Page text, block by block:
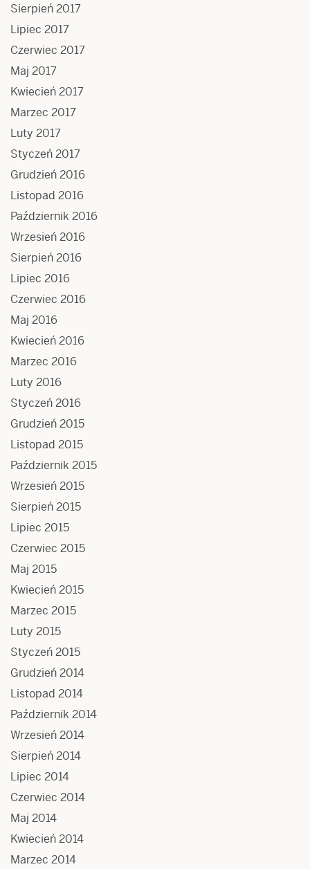
Sierpień 2017
Lipiec 2017
Czerwiec 2017
Maj 2017
Kwiecień 2017
Marzec 2017
Luty 2017
Styczeń 2017
Grudzień 2016
Listopad 2016
Październik 2016
Wrzesień 2016
Sierpień 2016
Lipiec 2016
Czerwiec 2016
Maj 2016
Kwiecień 2016
Marzec 2016
Luty 2016
Styczeń 2016
Grudzień 2015
Listopad 2015
Październik 2015
Wrzesień 2015
Sierpień 2015
Lipiec 2015
Czerwiec 2015
Maj 2015
Kwiecień 2015
Marzec 2015
Luty 2015
Styczeń 2015
Grudzień 2014
Listopad 2014
Październik 2014
Wrzesień 2014
Sierpień 2014
Lipiec 2014
Czerwiec 2014
Maj 2014
Kwiecień 2014
Marzec 2014